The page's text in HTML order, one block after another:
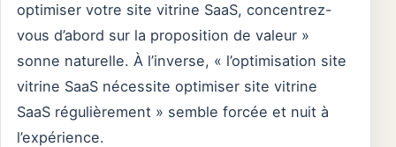
optimiser votre site vitrine SaaS, concentrez-
vous d’abord sur la proposition de valeur »
sonne naturelle. À l’inverse, « l’optimisation site
vitrine SaaS nécessite optimiser site vitrine
SaaS régulièrement » semble forcée et nuit à
l’expérience.